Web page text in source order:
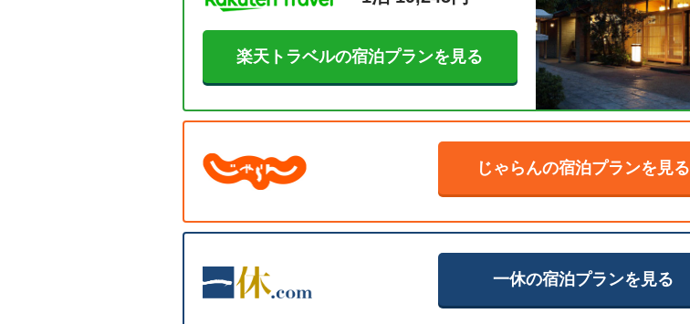
楽天トラベルの宿泊プランを見る
じゃらんの宿泊プランを見る
一休の宿泊プランを見る